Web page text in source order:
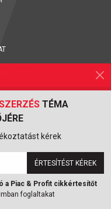
TÉMA
kérek
ÉRTESÍTÉST KÉREK
a Piac & Profit cikkértesítőt
foglaltakat
BEÁLLÍTÁSOK